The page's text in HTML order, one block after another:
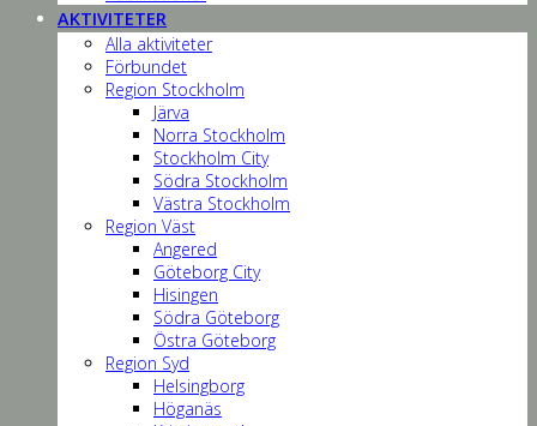
AKTIVITETER
Alla aktiviteter
Förbundet
Region Stockholm
Järva
Norra Stockholm
Stockholm City
Södra Stockholm
Västra Stockholm
Region Väst
Angered
Göteborg City
Hisingen
Södra Göteborg
Östra Göteborg
Region Syd
Helsingborg
Höganäs